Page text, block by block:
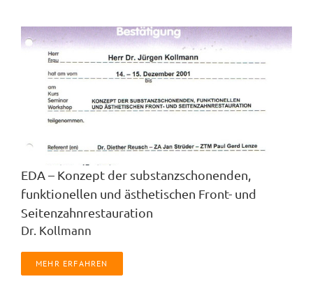
EDA – Konzept der substanzschonenden,
funktionellen und ästhetischen Front- und
Seitenzahnrestauration
Dr. Kollmann
MEHR ERFAHREN